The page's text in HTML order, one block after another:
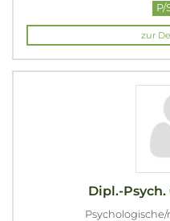
P/
zur
Dipl.-